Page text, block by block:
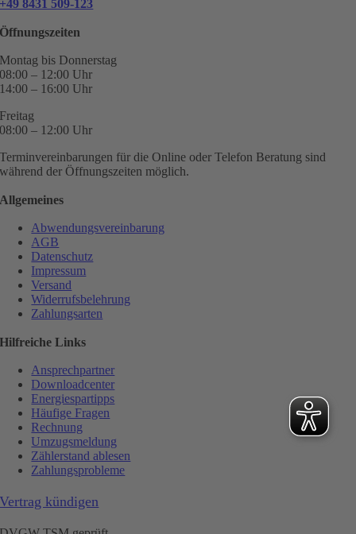
+49 8431 509-123
Öffnungszeiten
Montag bis Donnerstag
08:00 – 12:00 Uhr
14:00 – 16:00 Uhr
Freitag
08:00 – 12:00 Uhr
Terminvereinbarungen für die Online oder Telefon Beratung sind
während der Öffnungszeiten möglich.
Allgemeines
Abwendungsvereinbarung
AGB
Datenschutz
Impressum
Versand
Widerrufsbelehrung
Zahlungsarten
Hilfreiche Links
Ansprechpartner
Downloadcenter
Energiespartipps
Häufige Fragen
Rechnung
Umzugsmeldung
Zählerstand ablesen
Zahlungsprobleme
Vertrag kündigen